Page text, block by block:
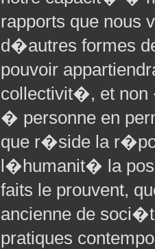
rapports que nous
d�autres formes
pouvoir
collectivit�, et
� personne en
que r�side la
l�humanit� la
faits le prouvent,
ancienne de
pratiques